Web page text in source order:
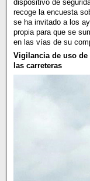
dispositivo de
recoge la encuesta
se ha invitado a los
propia para que se
en las vías de su
Vigilancia de uso de
las carreteras